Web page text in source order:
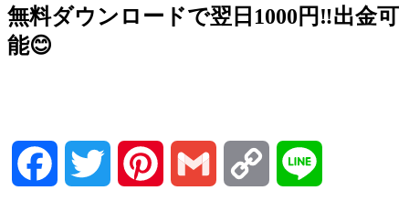
無料ダウンロードで翌日1000円‼️出金可
能😊
Facebook Twitter Pinterest Gmail Copy